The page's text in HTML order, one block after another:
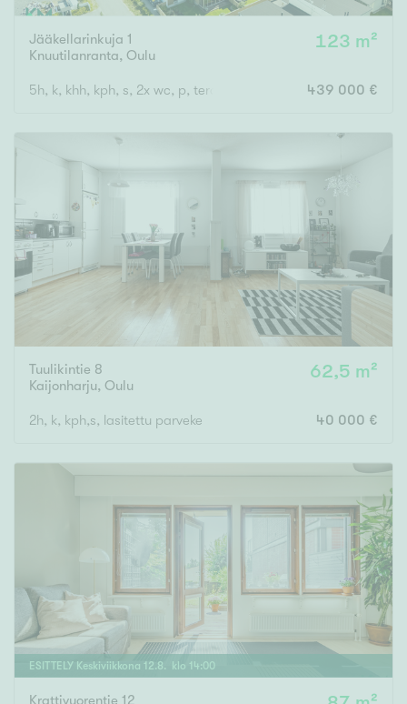
Jääkellarinkuja 1
Knuutilanranta, Oulu
123 m²
5h, k, khh, kph, s, 2x wc, p, terassi 439 000 €
Tuulikintie 8
Kaijonharju, Oulu
62,5 m²
2h, k, kph,s, lasitettu parveke 40 000 €
ESITTELY Keskiviikkona 12.8. klo 14:00
Krattivuorentie 12